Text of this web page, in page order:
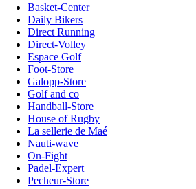
Basket-Center
Daily Bikers
Direct Running
Direct-Volley
Espace Golf
Foot-Store
Galopp-Store
Golf and co
Handball-Store
House of Rugby
La sellerie de Maé
Nauti-wave
On-Fight
Padel-Expert
Pecheur-Store